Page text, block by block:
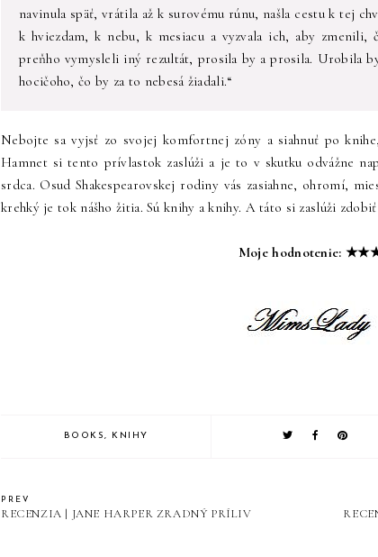
navinula späť, vrátila až k surovému rúnu, našla cestu k tej
k hviezdam, k nebu, k mesiacu a vyzvala ich, aby
preňho vymysleli iný rezultát, prosila by a prosila. Urobila
hocičoho, čo by za to nebesá žiadali.“
Nebojte sa vyjsť zo svojej komfortnej zóny a siahnuť po
Hamnet si tento prívlastok zaslúži a je to v skutku odvážne
srdca. Osud Shakespearovskej rodiny vás zasiahne, ohromí,
krehký je tok nášho žitia. Sú knihy a knihy. A táto si zaslúži
Moje hodnotenie:
BOOKS, KNIHY
PREV
RECENZIA | JANE HARPER ZRADNÝ PRÍLIV